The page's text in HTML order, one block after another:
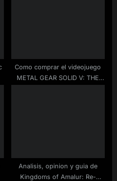
Como comprar el videojuego
METAL GEAR SOLID V: THE
Analisis, opinion y guia de
Kingdoms of Amalur: Re-